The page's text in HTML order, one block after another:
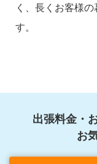
く、長くお客様
す。
出張料金・
お